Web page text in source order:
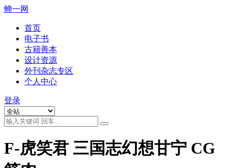
蝉一网
首页
电子书
古籍善本
设计资源
外刊杂志专区
个人中心
登录
F-虎笑君 三国志幻想甘宁 CG